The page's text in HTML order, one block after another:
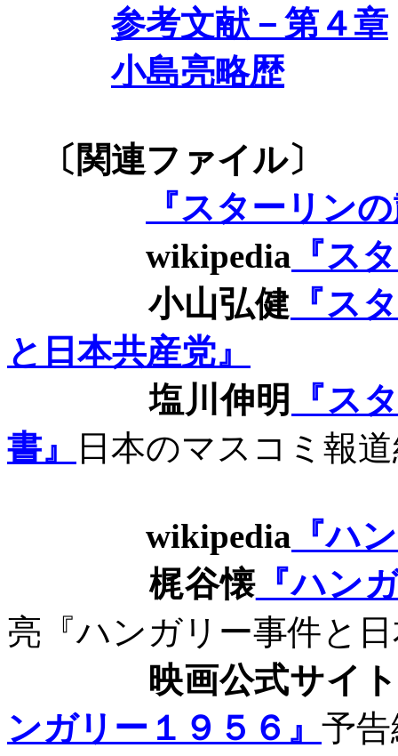
参考文献－第４章
小島亮略歴
〔関連ファイ
『スターリン
wikipedia 『ス
小山弘健 『ス
と日本共産党』
塩川伸明
『ス
書』
日本のマスコミ報
wikipedia 『ハ
梶谷懐『ハン
亮『ハンガリー事件と
映画公式サイト
ンガリー１９５６』 予